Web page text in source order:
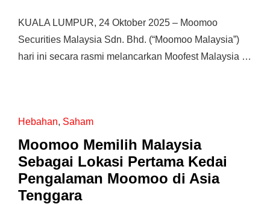
KUALA LUMPUR, 24 Oktober 2025 – Moomoo
Securities Malaysia Sdn. Bhd. (“Moomoo Malaysia”)
hari ini secara rasmi melancarkan Moofest Malaysia …
Hebahan, Saham
Moomoo Memilih Malaysia
Sebagai Lokasi Pertama Kedai
Pengalaman Moomoo di Asia
Tenggara